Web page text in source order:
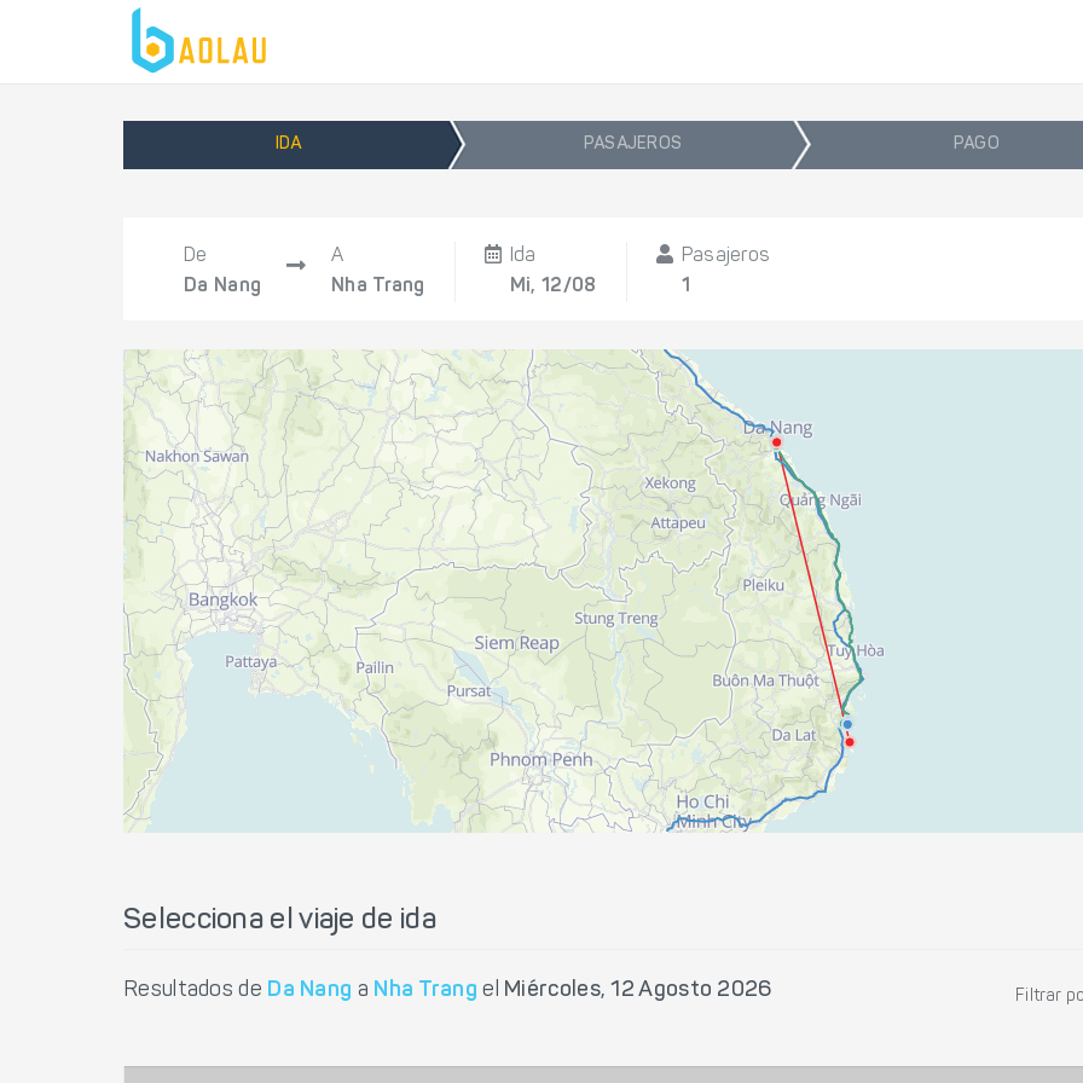
IDA PASAJEROS PAGO
De
Da Nang
A
Nha Trang
Ida
Mi, 12/08
Pasajeros
1
Selecciona el viaje de ida
Resultados de Da Nang a Nha Trang el Miércoles, 12 Agosto 2026 Filtrar